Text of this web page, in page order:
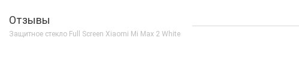
Отзывы
Защитное стекло Full Screen Xiaomi Mi Max 2 White